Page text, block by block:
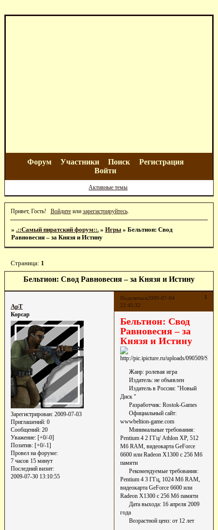
Форум Участники Поиск
Регистрация
Войти
Активные темы
Привет, Гость! Войдитеили зарегистрируйтесь.
» .::Самый пиратский форум::. » Игры » Бельтион: Свод
Равновесия – за Князя и Истину
Бельтион: Свод Равновесия – за Князя и Истину
Страница: 1
Поделиться 1
2009-07-04
22:45:32
ApT
Корсар
Зарегистрирован: 2009-07-03
Приглашений:0
Сообщений:20
Уважение: [+0/-0]
Позитив: [+0/-1]
Провел на форуме:
7 часов 15 минут
Последний визит:
2009-07-30 13:10:55
Бельтион: Свод
Равновесия – за
Князя и Истину
Жанр: ролевая игра
Издатель: не объявлен
Издатель в России: "Новый
Диск "
Разработчик: Rostok-Games
Официальный сайт:
wwwbeltion-game.com
Минимальные требования:
Pentium 4 2 ГГц/ Athlon XP, 512
Мб RAM, видеокарта GeForce
6600 или Radeon X1300 c 256 Мб
памяти
Рекомендуемые требования:
Pentium 4 3 ГГц, 1024 Мб RAM,
видеокарта GeForce 6600 или
Radeon X1300 c 256 Мб памяти
Дата выхода: 16 апреля 2009
года
Возрастной ценз: от 12 лет